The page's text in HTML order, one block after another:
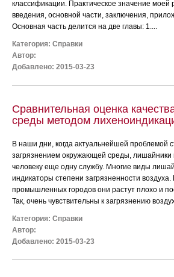
классификации. Практическое значение моей
введения, основной части, заключения,
Основная часть делится на две главы: 1....
Категория: Справки
Автор:
Добавлено: 2015-03-23
Сравнительная оценка
среды методом
В наши дни, когда актуальнейшей проблемой
загрязнением окружающей среды, лишайники
человеку еще одну службу. Многие виды
индикаторы степени загрязненности
промышленных городов они растут плохо и
Так, очень чувствительны к загрязнению
Категория: Справки
Автор:
Добавлено: 2015-03-23